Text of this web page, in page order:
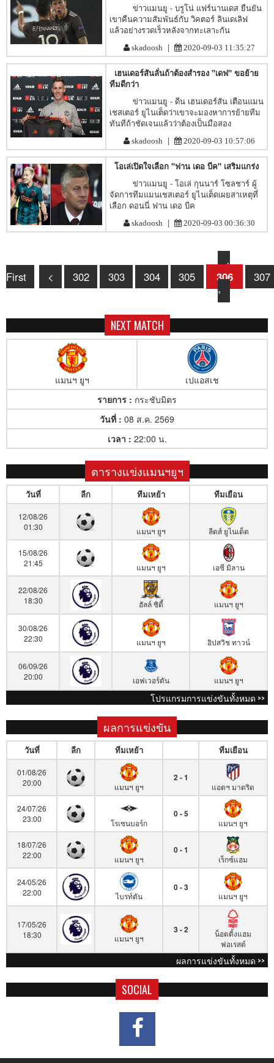
ข่าวแมนยู - บรูโน่ แฟร์นานเดส ยืนยัน
เขาคืนความสัมพันธ์กับ วิคตอร์ ลินเดเลิฟ
แล้วอย่างรวดเร็วหลังจากทะเลาะกัน
skadoosh | 2020-09-03 11:35:27
เฮนเดอร์สันลั่นถ้าต้องสำรอง "เดฟ" ขอย้าย
ทีมดีกว่า
ข่าวแมนยู - ดีน เฮนเดอร์สัน เตือนแมน
เชสเตอร์ ยูไนเต็ดว่าเขาจะมองหาการย้ายทีม
ทันทีถ้าชัดเจนแล้วว่าต้องเป็นมือสอง
skadoosh | 2020-09-03 10:57:06
โอเล่เปิดใจเลือก "ฟาน เดอ บีค" เสริมแกร่ง
ข่าวแมนยู - โอเล่ กุนนาร์ โซลชาร์ ผู้
จัดการทีมแมนเชสเตอร์ ยูไนเต็ดเผยสาเหตุที่
เลือก ดอนนี่ ฟาน เดอ บีค
skadoosh | 2020-09-03 00:36:30
‹
First
< 302 303 304 305 306
307
›
NEXT MATCH
แมนฯ ยูฯ
เปแอสเช
รายการ : กระชับมิตร
วันที่ : 08 ส.ค. 2569
เวลา : 22:00 น.
ตารางแข่งแมนฯยูฯ
วันที่ ลีก ทีมเหย้า ทีมเยือน
12/08/26
01:30
แมนฯ ยูฯ ลีดส์ ยูไนเต็ด
15/08/26
21:45
แมนฯ ยูฯ เอซี มิลาน
22/08/26
18:30
ฮัลล์ ซิตี้ แมนฯ ยูฯ
30/08/26
22:30
แมนฯ ยูฯ อิปสวิช ทาวน์
06/09/26
20:00
เอฟเวอร์ตัน แมนฯ ยูฯ
โปรแกรมการแข่งขันทั้งหมด >>
ผลการแข่งขัน
วันที่ ลีก ทีมเหย้า ทีมเยือน
01/08/26
20:00
แมนฯ ยูฯ
2 - 1
แอตฯ มาดริด
24/07/26
23:00
โรเซนบอร์ก
0 - 5
แมนฯ ยูฯ
18/07/26
22:00
แมนฯ ยูฯ
0 - 1
เร็กซ์แฮม
24/05/26
22:00
ไบรท์ตัน
0 - 3
แมนฯ ยูฯ
17/05/26
18:30
แมนฯ ยูฯ
3 - 2
น็อตติ้งแฮม
ฟอเรสต์
ผลการแข่งขันทั้งหมด >>
SOCIAL